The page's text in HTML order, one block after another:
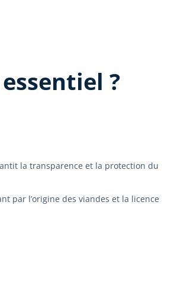
?
la transparence et la protection du
par l’origine des viandes et la licence